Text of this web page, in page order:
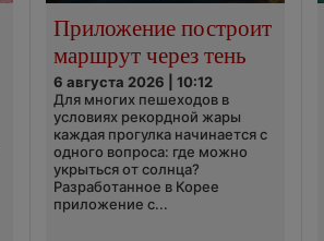
Приложение построит
маршрут через тень
6 августа 2026 | 10:12
Для многих пешеходов в
условиях рекордной жары
каждая прогулка начинается с
одного вопроса: где можно
укрыться от солнца?
Разработанное в Корее
приложение с...